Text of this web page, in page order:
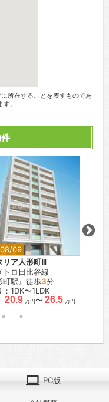
所在することを表すものであ
。
09
リア人形町Ⅲ
トロ日比谷線
町駅』徒歩3分
：1DK〜1LDK
20.9 万円〜 26.5 万円
PC版